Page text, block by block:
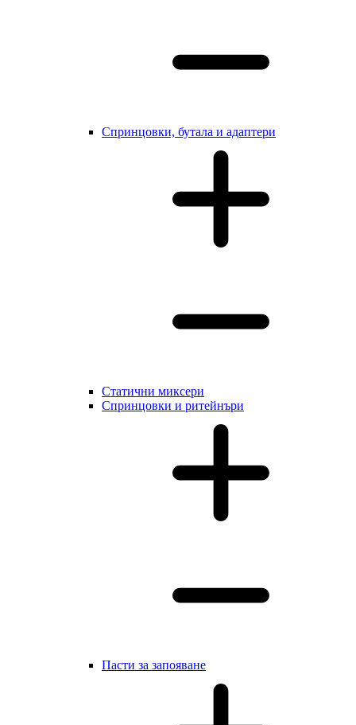
Cпринцовки, бутала и адаптери
Статични миксери
Cпринцовки и ритейнъри
Пасти за запояване